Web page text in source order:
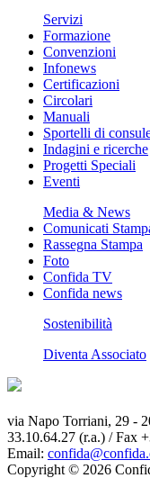
Servizi
Formazione
Convenzioni
Infonews
Certificazioni
Circolari
Manuali
Sportelli di
Indagini e ricerche
Progetti Speciali
Eventi
Media & News
Comunicati
Rassegna Stampa
Foto
Confida TV
Confida news
Sostenibilità
Diventa Associato
via Napo Torriani, 29 -
33.10.64.27 (r.a.) / Fax
Email:
Copyright © 2026